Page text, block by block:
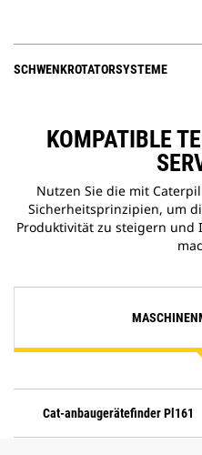
SCHWENKROTATORSYSTEME
KOMPATIBLE
Nutzen Sie die mit
Sicherheitsprinzipien, um
Produktivität zu steigern
Cat-anbaugerätefinder Pl161